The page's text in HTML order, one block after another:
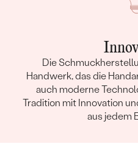
Die
Handwerk, das die
auch moderne
Tradition mit Innovation
aus jedem